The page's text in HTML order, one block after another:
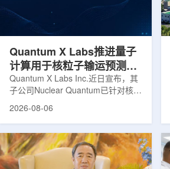
化生产，预计在2028年进行试生
产，并在2031年开始全面量产。之
后，韩国水力原子力还将扩大生产范
Quantum X Labs推进量子
计算用于核粒子输运预测模
拟
Quantum X Labs Inc.近日宣布，其
子公司Nuclear Quantum已针对核工
业计算模拟中的一项瓶颈提出新方
算密集型场景。据介绍，传统粒子输
运模拟在核医学系统设计中具有重要
作用，但往往需要大量计算资源，并
2026-08-06